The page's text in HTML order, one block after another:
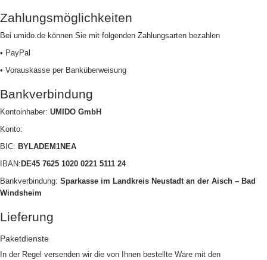
Zahlungsmöglichkeiten
Bei umido.de können Sie mit folgenden Zahlungsarten bezahlen
• PayPal
• Vorauskasse per Banküberweisung
Bankverbindung
Kontoinhaber: UMIDO GmbH
Konto:
BIC: BYLADEM1NEA
IBAN: DE45 7625 1020 0221 5111 24
Bankverbindung: Sparkasse im Landkreis Neustadt an der Aisch – Bad
Windsheim
Lieferung
Paketdienste
In der Regel versenden wir die von Ihnen bestellte Ware mit den